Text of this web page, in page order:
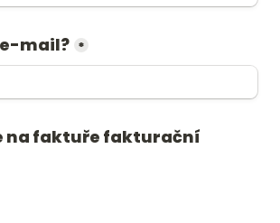
mail? *
na faktuře fakturační